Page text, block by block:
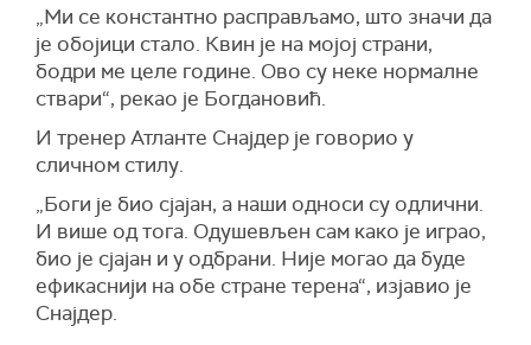
„Ми се константно расправљамо, што значи да
је обојици стало. Квин је на мојој страни,
бодри ме целе године. Ово су неке нормалне
ствари“, рекао је Богдановић.
И тренер Атланте Снајдер је говорио у
сличном стилу.
„Боги је био сјајан, а наши односи су одлични.
И више од тога. Одушевљен сам како је играо,
био је сјајан и у одбрани. Није могао да буде
ефикаснији на обе стране терена“, изјавио је
Снајдер.